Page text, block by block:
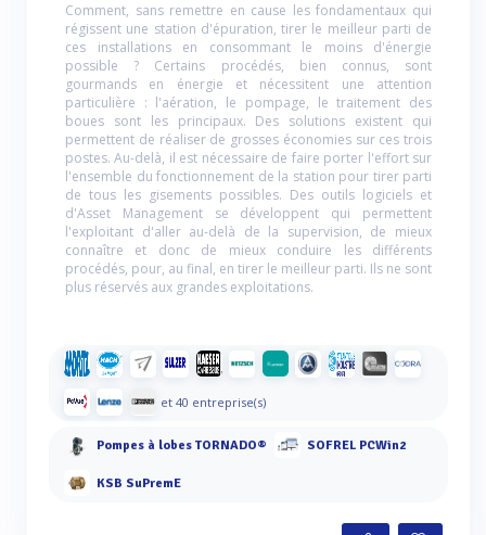
Comment, sans remettre en cause les fondamentaux qui
régissent une station d'épuration, tirer le meilleur parti de
ces installations en consommant le moins d'énergie
possible ? Certains procédés, bien connus, sont
gourmands en énergie et nécessitent une attention
particulière : l'aération, le pompage, le traitement des
boues sont les principaux. Des solutions existent qui
permettent de réaliser de grosses économies sur ces trois
postes. Au-delà, il est nécessaire de faire porter l'effort sur
l'ensemble du fonctionnement de la station pour tirer parti
de tous les gisements possibles. Des outils logiciels et
d'Asset Management se développent qui permettent
l'exploitant d'aller au-delà de la supervision, de mieux
connaître et donc de mieux conduire les différents
procédés, pour, au final, en tirer le meilleur parti. Ils ne sont
plus réservés aux grandes exploitations.
et 40 entreprise(s)
Pompes à lobes TORNADO® SOFREL PCWin2
KSB SuPremE